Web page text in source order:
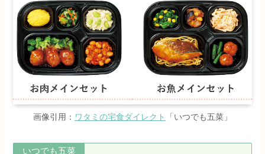
画像引用： ワタミの宅食ダイレクト 「いつでも五菜」
いつでも五菜